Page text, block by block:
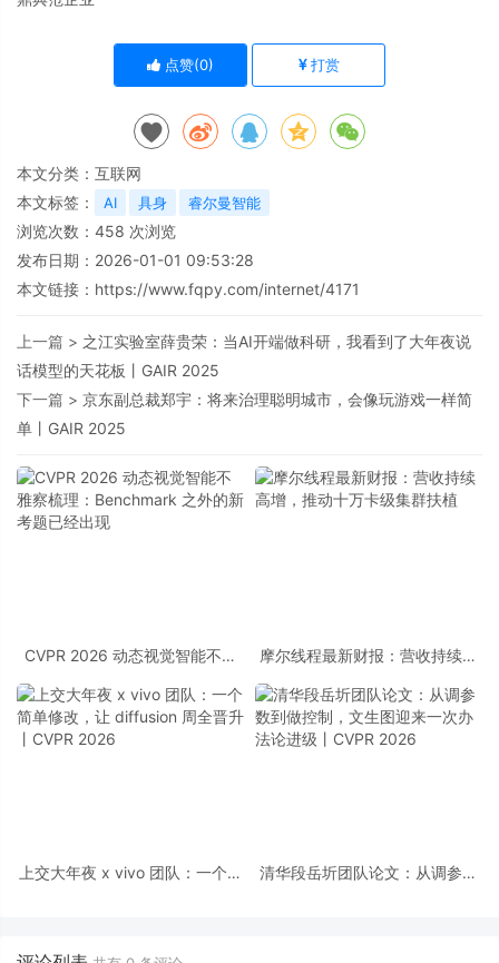
点赞(0) 打赏
本文分类： 互联网
本文标签：
AI 具身 睿尔曼智能
浏览次数： 458 次浏览
发布日期：2026-01-01 09:53:28
本文链接： https://www.fqpy.com/internet/4171
上一篇 > 之江实验室薛贵荣：当AI开端做科研，我看到了大年夜说
话模型的天花板丨GAIR 2025
下一篇 > 京东副总裁郑宇：将来治理聪明城市，会像玩游戏一样简
单丨GAIR 2025
CVPR 2026 动态视觉智能不雅
题已经出现
摩尔线程最新财报：营收持续高
上交大年夜 x vivo 团队：一个简
清华段岳圻团队论文：从调参数